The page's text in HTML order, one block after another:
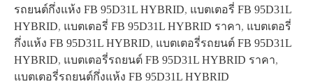
รถยนต์กึ่งแห้ง FB 95D31L HYBRID, แบตเตอรี่ FB 95D31L
HYBRID, แบตเตอรี่ FB 95D31L HYBRID ราคา, แบตเตอรี่
กึ่งแห้ง FB 95D31L HYBRID, แบตเตอรี่รถยนต์ FB 95D31L
HYBRID, แบตเตอรี่รถยนต์ FB 95D31L HYBRID ราคา,
แบตเตอรี่รถยนต์กึ่งแห้ง FB 95D31L HYBRID